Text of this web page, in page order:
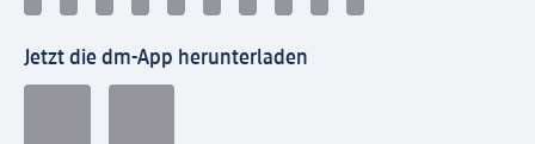
Jetzt die dm-App herunterladen